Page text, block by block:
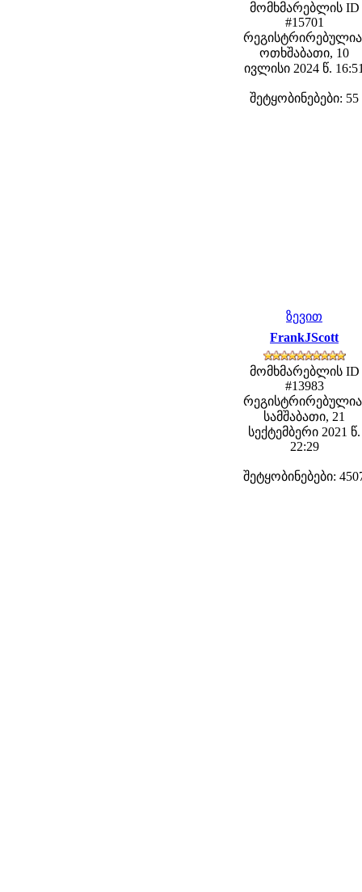
მომხმარებლის ID
#15701
ოთხშაბათი, 10
ივლისი 2024 წ.
შეტყობინებები: 55
ზევით
FrankJScott
მომხმარებლის ID
#13983
სამშაბათი, 21
სექტემბერი 2021 წ.
22:29
შეტყობინებები: